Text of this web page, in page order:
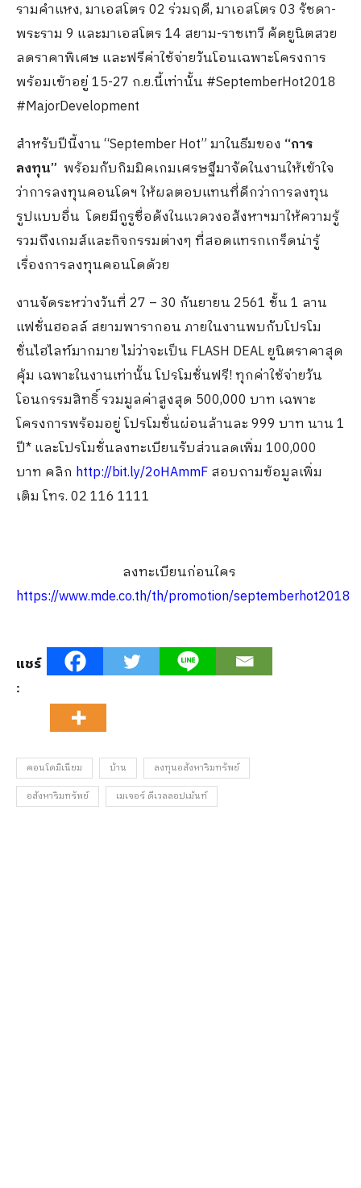
รามคำแหง, มาเอสโตร 02 ร่วมฤดี, มาเอสโตร 03 รัชดา-
พระราม 9 และมาเอสโตร 14 สยาม-ราชเทวี คัดยูนิตสวย
ลดราคาพิเศษ และฟรีค่าใช้จ่ายวันโอนเฉพาะโครงการ
พร้อมเข้าอยู่ 15-27 ก.ย.นี้เท่านั้น #SeptemberHot2018
#MajorDevelopment
สำหรับปีนี้งาน “September Hot” มาในธีมของ “การ
ลงทุน” พร้อมกับกิมมิคเกมเศรษฐีมาจัดในงานให้เข้าใจ
ว่าการลงทุนคอนโดฯ ให้ผลตอบแทนที่ดีกว่าการลงทุน
รูปแบบอื่น โดยมีกูรูชื่อดังในแวดวงอสังหาฯมาให้ความรู้
รวมถึงเกมส์และกิจกรรมต่างๆ ที่สอดแทรกเกร็ดน่ารู้
เรื่องการลงทุนคอนโดด้วย
งานจัดระหว่างวันที่ 27 – 30 กันยายน 2561 ชั้น 1 ลาน
แฟชั่นฮอลล์ สยามพารากอน ภายในงานพบกับโปรโม
ชั่นไฮไลท์มากมาย ไม่ว่าจะเป็น FLASH DEAL ยูนิตราคาสุด
คุ้ม เฉพาะในงานเท่านั้น โปรโมชั่นฟรี! ทุกค่าใช้จ่ายวัน
โอนกรรมสิทธิ์ รวมมูลค่าสูงสุด 500,000 บาท เฉพาะ
โครงการพร้อมอยู่ โปรโมชั่นผ่อนล้านละ 999 บาท นาน 1
ปี* และโปรโมชั่นลงทะเบียนรับส่วนลดเพิ่ม 100,000
บาท คลิก http://bit.ly/2oHAmmFสอบถามข้อมูลเพิ่ม
เติม โทร. 02 116 1111
ลงทะเบียนก่อนใคร
https://www.mde.co.th/th/promotion/septemberhot2018
แชร์
:
คอนโดมิเนียม บ้าน
ลงทุนอสังหาริมทรัพย์
อสังหาริมทรัพย์
เมเจอร์ ดีเวลลอปเม้นท์